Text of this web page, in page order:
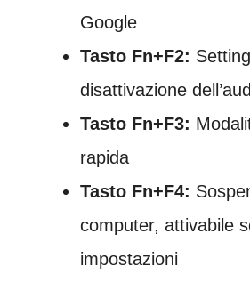
Google
Tasto Fn+F2:
disattivazione
Tasto Fn+F3:
rapida
Tasto Fn+F4:
computer, attivabile
impostazioni